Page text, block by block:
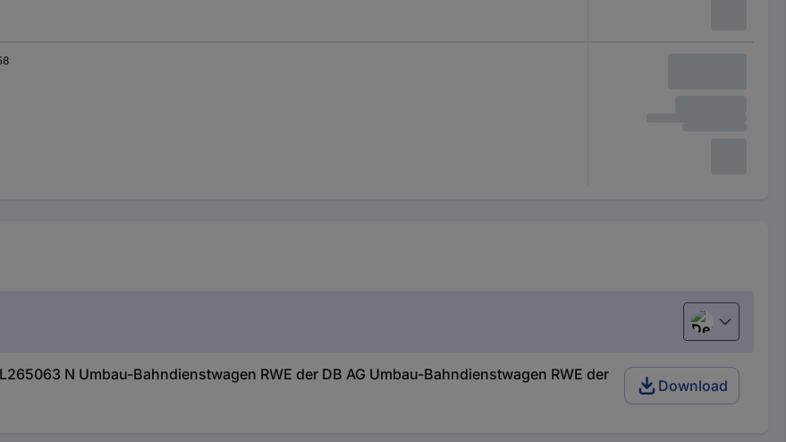
Deutsch
N Umbau-Bahndienstwagen RWE der DB AG Umbau-Bahndienstwagen RWE der
Download